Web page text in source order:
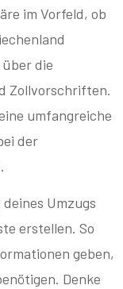
im Vorfeld, ob
die
Zollvorschriften.
umfangreiche
der
Umzugs
erstellen. So
geben,
Denke